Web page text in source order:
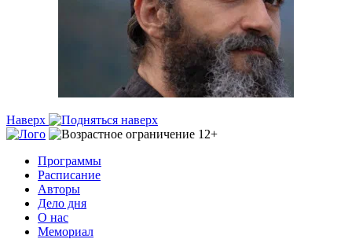
Наверх
Программы
Расписание
Авторы
Дело дня
О нас
Мемориал